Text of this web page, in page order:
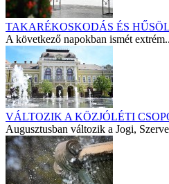
TAKARÉKOSKODÁS ÉS
A következő napokban ismét
VÁLTOZIK A KÖZJÓLÉTI
Augusztusban változik a Jogi,